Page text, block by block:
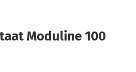
Moduline 100